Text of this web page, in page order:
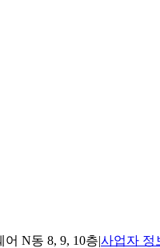
N동 8, 9, 10층|사업자 정